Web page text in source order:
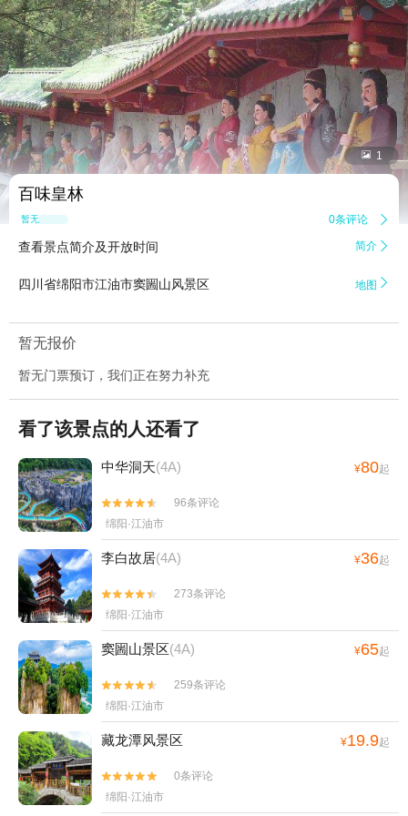
 1
百味皇林
暂无点评 0条评论 
查看景点简介及开放时间 简介 
四川省绵阳市江油市窦圌山风景区 地图 
暂无报价
暂无门票预订，我们正在努力补充
看了该景点的人还看了
中华洞天(4A) ¥80起


96条评论
绵阳·江油市
李白故居(4A) ¥36起


273条评论
绵阳·江油市
窦圌山景区(4A) ¥65起


259条评论
绵阳·江油市
藏龙潭风景区 ¥19.9起


0条评论
绵阳·江油市
